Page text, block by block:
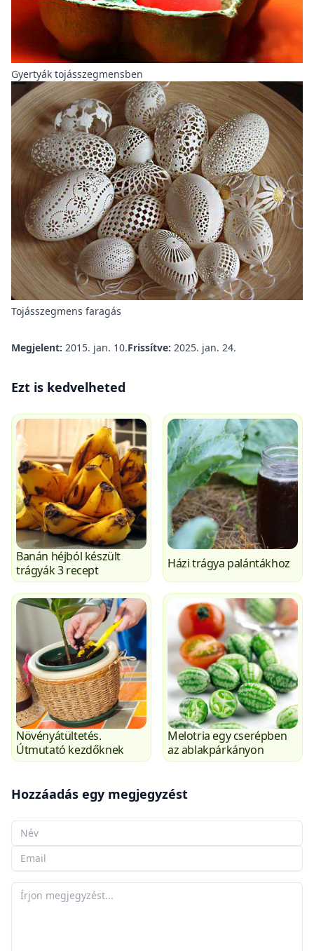
Gyertyák tojásszegmensben
Tojásszegmens faragás
Megjelent: 2015. jan. 10.Frissítve: 2025. jan. 24.
Ezt is kedvelheted
Banán héjból készült
trágyák 3 recept
Házi trágya palántákhoz
Növényátültetés.
Útmutató kezdőknek
Melotria egy cserépben
az ablakpárkányon
Hozzáadás egy megjegyzést
A neved
Az e-mailed
A megjegyzésed